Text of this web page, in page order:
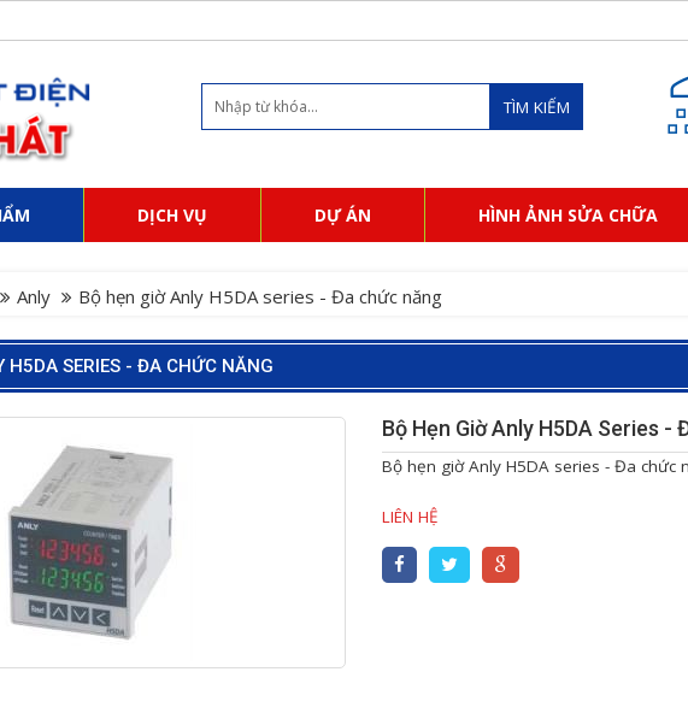
TÌM KIẾM
DỊCH VỤ DỰ ÁN HÌNH ẢNH SỬA CHỮA
Anly Bộ hẹn giờ Anly H5DA series - Đa chức năng
H5DA SERIES - ĐA CHỨC NĂNG
Bộ Hẹn Giờ Anly H5DA Series -
Bộ hẹn giờ Anly H5DA series - Đa chức
LIÊN HỆ